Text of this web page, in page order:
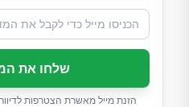
שלחו את
הזנת מייל מאשרת הצטרפות